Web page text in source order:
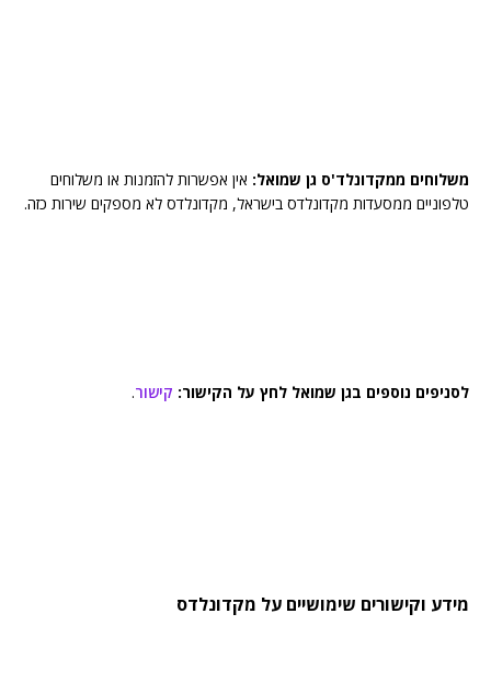
משלוחים ממקדונלד'ס גן שמואל: אין אפשרות להזמנות או משלוחים
טלפוניים ממסעדות מקדונלדס בישראל, מקדונלדס לא מספקים שירות כזה.
לסניפים נוספים בגן שמואל לחץ על הקישור: קישור.
מידע וקישורים שימושיים על מקדונלדס